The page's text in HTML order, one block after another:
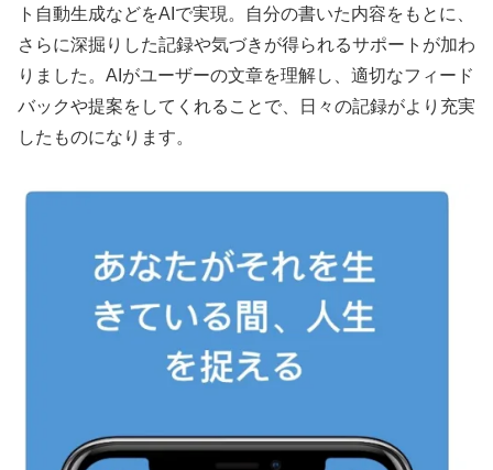
ト自動生成などをAIで実現。自分の書いた内容をもとに、
さらに深掘りした記録や気づきが得られるサポートが加わ
りました。AIがユーザーの文章を理解し、適切なフィード
バックや提案をしてくれることで、日々の記録がより充実
したものになります。